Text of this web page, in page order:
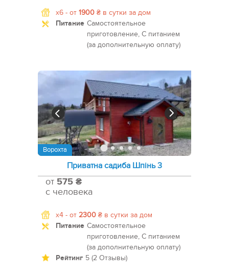
x6 - от 1900 ₴ в сутки за дом
Питание Самостоятельное
приготовление, С питанием
(за дополнительную оплату)
Ворохта
Приватна садиба Шпінь 3
от 575 ₴
с человека
x4 - от 2300 ₴ в сутки за дом
Питание Самостоятельное
приготовление, С питанием
(за дополнительную оплату)
Рейтинг 5 (2 Отзывы)